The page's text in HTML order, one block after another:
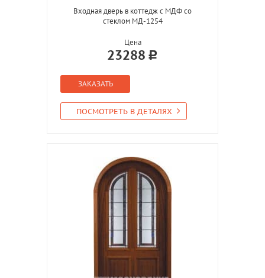
Входная дверь в коттедж с МДФ со
стеклом МД-1254
Цена
23288
ЗАКАЗАТЬ
ПОСМОТРЕТЬ В ДЕТАЛЯХ